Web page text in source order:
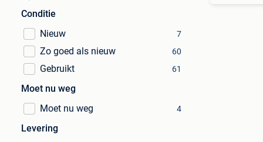
Conditie
Nieuw
7
Zo goed als nieuw 60
Gebruikt 61
Moet nu weg
Moet nu weg
4
Levering